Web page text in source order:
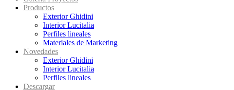
Productos
Exterior Ghidini
Interior Lucitalia
Perfiles lineales
Materiales de Marketing
Novedades
Exterior Ghidini
Interior Lucitalia
Perfiles lineales
Descargar